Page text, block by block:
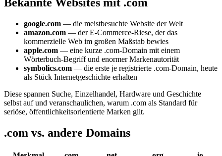
google.com — die meistbesuchte Website der Welt
amazon.com — der E-Commerce-Riese, der das
kommerzielle Web im großen Maßstab bewies
apple.com — eine kurze .com-Domain mit einem
Wörterbuch-Begriff und enormer Markenautorität
symbolics.com — die erste je registrierte .com-Domain, heute
als Stück Internetgeschichte erhalten
Diese spannen Suche, Einzelhandel, Hardware und Geschichte
selbst auf und veranschaulichen, warum .com als Standard für
seriöse, öffentlichkeitsorientierte Marken gilt.
.com vs. andere Domains